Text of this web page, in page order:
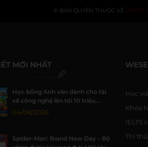
© BẢN QUYỀN THUỘC VỀ WESET
MỚI NHẤT
Học bổng Anh văn dành cho tài
xế công nghệ lên tới 10 triệu
đồng tại WESET
04/08/2026
Spider-Man: Brand New Day – Bộ
Học
Khóa
IELTS
Thi thử